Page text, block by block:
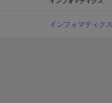
インフォマティクス